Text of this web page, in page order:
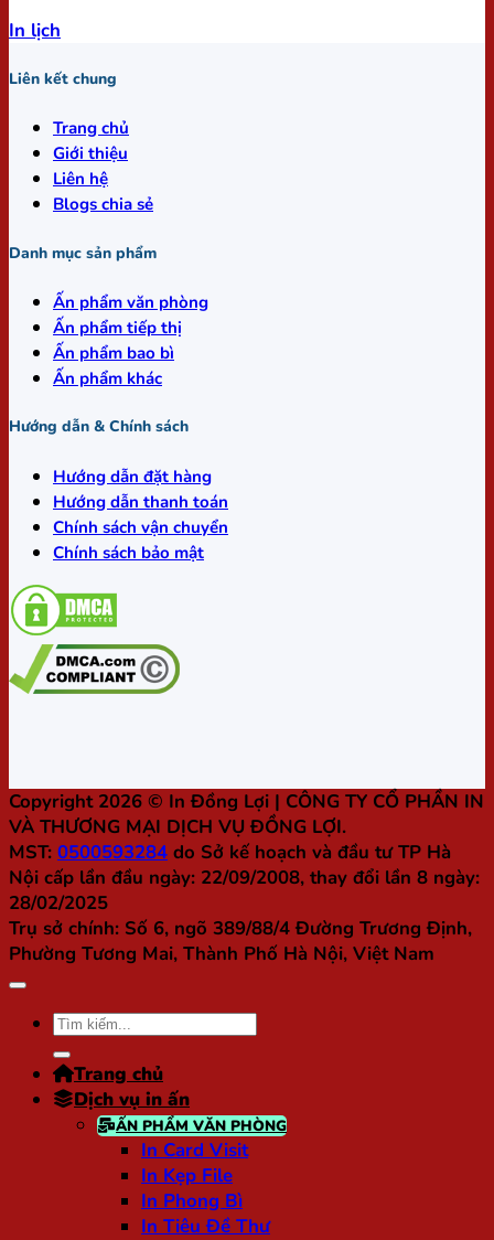
In lịch
Liên kết chung
Trang chủ
Giới thiệu
Liên hệ
Blogs chia sẻ
Danh mục sản phẩm
Ấn phẩm văn phòng
Ấn phẩm tiếp thị
Ấn phẩm bao bì
Ấn phẩm khác
Hướng dẫn & Chính sách
Hướng dẫn đặt hàng
Hướng dẫn thanh toán
Chính sách vận chuyển
Chính sách bảo mật
Copyright 2026 © In Đồng Lợi | CÔNG TY CỔ PHẦN IN
VÀ THƯƠNG MẠI DỊCH VỤ ĐỒNG LỢI.
MST: 0500593284 do Sở kế hoạch và đầu tư TP Hà
Nội cấp lần đầu ngày: 22/09/2008, thay đổi lần 8 ngày:
28/02/2025
Trụ sở chính: Số 6, ngõ 389/88/4 Đường Trương Định,
Phường Tương Mai, Thành Phố Hà Nội, Việt Nam
Tìm
kiếm:
Trang chủ
Dịch vụ in ấn
ẤN PHẨM VĂN PHÒNG
In Card Visit
In Kẹp File
In Phong Bì
In Tiêu Đề Thư